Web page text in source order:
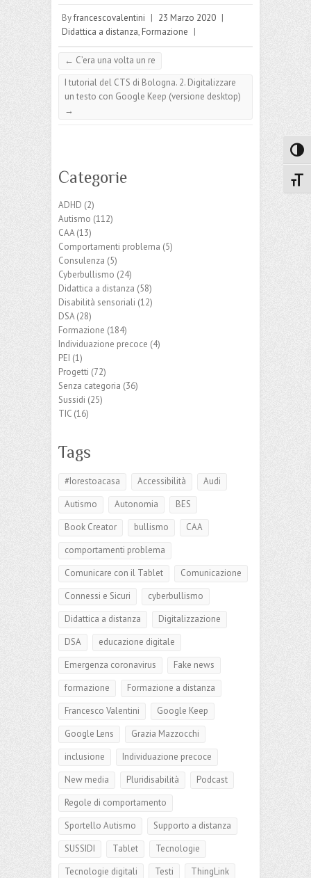
Byfrancescovalentini | 23 Marzo 2020 |
Didattica a distanza, Formazione |
← C’era una volta un re
I tutorial del CTS di Bologna. 2. Digitalizzare
un testo con Google Keep (versione desktop)
→
Categorie
ADHD (2)
Autismo (112)
CAA(13)
Comportamenti problema (5)
Consulenza (5)
Cyberbullismo (24)
Didattica a distanza (58)
Disabilità sensoriali (12)
DSA(28)
Formazione (184)
Individuazione precoce (4)
PEI (1)
Progetti (72)
Senza categoria (36)
Sussidi (25)
TIC (16)
Tags
#Iorestoacasa Accessibilità
Audi
Autismo
Autonomia
BES
Book Creator
bullismo
CAA
comportamenti problema
Comunicare con il Tablet
Comunicazione
Connessi e Sicuri
cyberbullismo
Didattica a distanza
Digitalizzazione
DSA
educazione digitale
Emergenza coronavirus
Fake news
formazione
Formazione a distanza
Francesco Valentini
Google Keep
Google Lens
Grazia Mazzocchi
inclusione
Individuazione precoce
New media
Pluridisabilità
Podcast
Regole di comportamento
Sportello Autismo
Supporto a distanza
SUSSIDI
Tablet
Tecnologie
Tecnologie digitali
Testi
ThingLink